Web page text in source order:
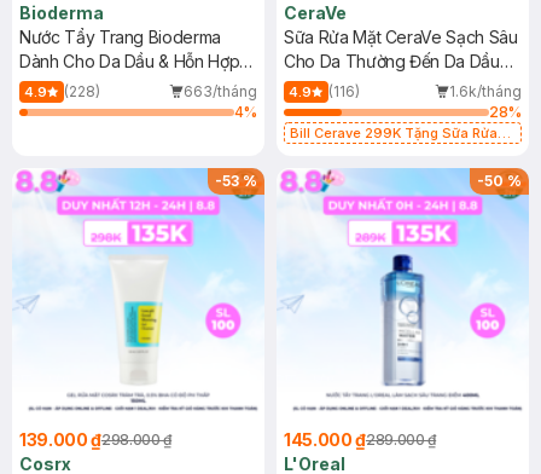
Bioderma
Nước Tẩy Trang Bioderma
Dành Cho Da Dầu & Hỗn Hợp
500ml
4.9 (228)
663/tháng
4%
CeraVe
Sữa Rửa Mặt CeraVe Sạch Sâu
Cho Da Thường Đến Da Dầu
473ml
4.9 (116)
1.6k/tháng
28%
Bill Cerave 299K Tặng Sữa Rửa
-53%
139.000 ₫298.000 ₫
Cosrx
-50%
145.000 ₫289.000 ₫
L'Oreal